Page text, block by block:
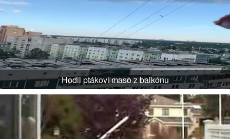
Hodil ptákovi maso z balkónu